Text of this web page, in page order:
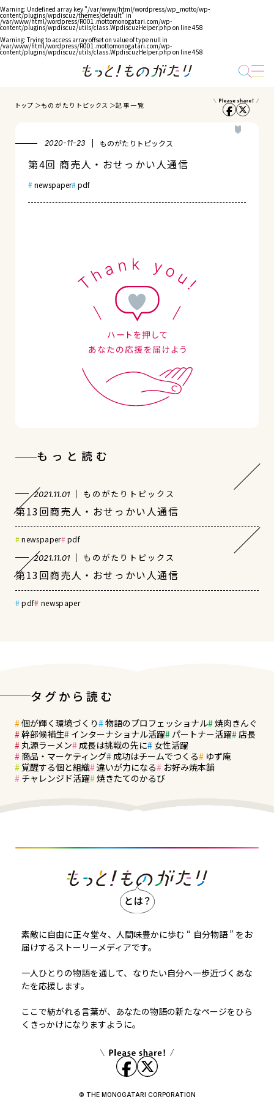
Warning: Undefined array key "/var/www/html/wordpress/wp_motto/wp-
content/plugins/wpdiscuz/themes/default" in
/var/www/html/wordpress/R001.mottomonogatari.com/wp-
content/plugins/wpdiscuz/utils/class.WpdiscuzHelper.php on line458
Warning: Trying to access array offset on value of type null in
/var/www/html/wordpress/R001.mottomonogatari.com/wp-
content/plugins/wpdiscuz/utils/class.WpdiscuzHelper.php on line458
トップ ものがたりトピックス 記事一覧
2020-11-23 ものがたりトピックス
第4回 商売人・おせっかい人通信
newspaper pdf
もっと読む
2021.11.01 ものがたりトピックス
第13回商売人・おせっかい人通信
newspaper pdf
2021.11.01 ものがたりトピックス
第13回商売人・おせっかい人通信
pdf newspaper
タグから読む
個が輝く環境づくり 物語のプロフェッショナル 焼肉きんぐ
幹部候補生 インターナショナル活躍 パートナー活躍 店長
丸源ラーメン 成長は挑戦の先に
女性活躍
商品・マーケティング 成功はチームでつくる
ゆず庵
覚醒する個と組織 違いが力になる
お好み焼本舗
チャレンジド活躍 焼きたてのかるび
素敵に自由に正々堂々、人間味豊かに歩む “ 自分物語 ” をお
届けするストーリーメディアです。
一人ひとりの物語を通して、なりたい自分へ一歩近づくあな
たを応援します。
ここで紡がれる言葉が、あなたの物語の新たなページをひら
くきっかけになりますように。
© THE MONOGATARI CORPORATION